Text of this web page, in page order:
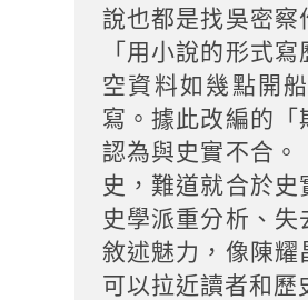
說也都是找吳密
「用小說的形式
空資料如幾點開
寫。據此改編的
認為與史實不合
史，難道就合於
史學派重分析、
敘述魅力，像陳
可以拉近讀者和歷